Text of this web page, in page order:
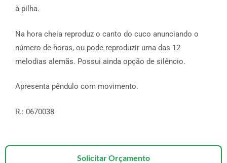
à pilha.
Na hora cheia reproduz o canto do cuco anunciando o
número de horas, ou pode reproduzir uma das 12
melodias alemãs. Possui ainda opção de silêncio.
Apresenta pêndulo com movimento.
R.: 0670038
Solicitar Orçamento